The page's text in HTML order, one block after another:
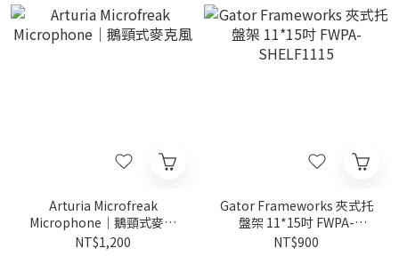
Arturia Microfreak
Microphone｜鵝頸式麥克
風
NT$1,200
Gator Frameworks 夾式托
盤架 11*15吋 FWPA-
SHELF1115
NT$900